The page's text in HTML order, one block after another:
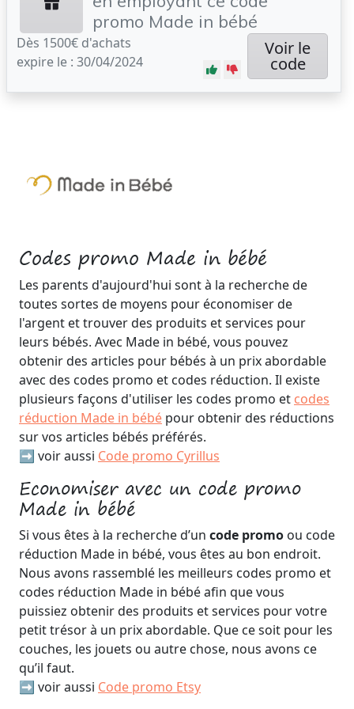
Codes promo Made in bébé
Les parents d'aujourd'hui sont à la recherche de
toutes sortes de moyens pour économiser de
l'argent et trouver des produits et services pour
leurs bébés. Avec Made in bébé, vous pouvez
obtenir des articles pour bébés à un prix abordable
avec des codes promo et codes réduction. Il existe
plusieurs façons d'utiliser les codes promo et codes
réduction Made in bébé pour obtenir des réductions
sur vos articles bébés préférés.
➡️ voir aussi Code promo Cyrillus
Economiser avec un code promo
Made in bébé
Si vous êtes à la recherche d’un code promo ou code
réduction Made in bébé, vous êtes au bon endroit.
Nous avons rassemblé les meilleurs codes promo et
codes réduction Made in bébé afin que vous
puissiez obtenir des produits et services pour votre
petit trésor à un prix abordable. Que ce soit pour les
couches, les jouets ou autre chose, nous avons ce
qu’il faut.
➡️ voir aussi Code promo Etsy
promo Made in bébé
Dès 1500€ d'achats
expire le : 30/04/2024
Voir le
code